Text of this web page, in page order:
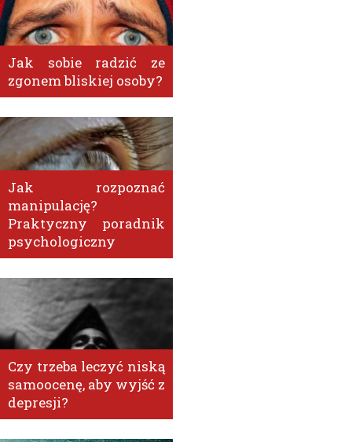
Jak sobie radzić ze
zgonem bliskiej osoby?
Jak rozpoznać
manipulację?
Praktyczny poradnik
psychologiczny
Czy trzeba leczyć niską
samoocenę, aby wyjść z
depresji?